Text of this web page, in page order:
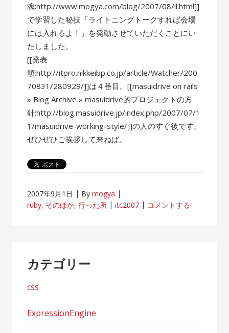
魂:http://www.mogya.com/blog/2007/08/ll.html]]
で学習した秘技「ライトニングトークすれば会場
には入れるよ！」を発動させていただくことにい
たしました。
[[発表
順:http://itpro.nikkeibp.co.jp/article/Watcher/200
70831/280929/]]は４番目。[[masuidrive on rails
» Blog Archive » masuidrive的プロジェクトの方
針:http://blog.masuidrive.jp/index.php/2007/07/1
1/masuidrive-working-style/]]の人のすぐ後です。
ぜひぜひご挨拶して来ねば。
2007年9月1日 Bymogya
ruby, そのほか,行った所 itc2007 コメントする
カテゴリー
css
ExpressionEngine